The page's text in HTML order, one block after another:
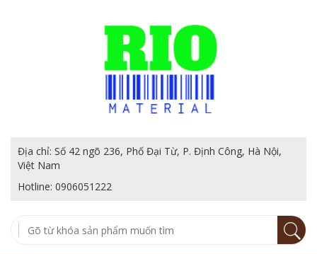
Địa chỉ: Số 42 ngõ 236, Phố Đại Từ, P. Định Công, Hà Nội,
Việt Nam
Hotline: 0906051222